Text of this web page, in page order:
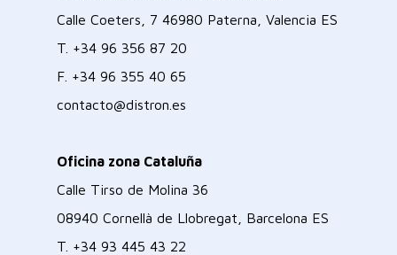
Calle Coeters, 7 46980 Paterna, Valencia ES
T. +34 96 356 87 20
F. +34 96 355 40 65
contacto@distron.es
Oficina zona Cataluña
Calle Tirso de Molina 36
08940 Cornellà de Llobregat, Barcelona ES
T. +34 93 445 43 22